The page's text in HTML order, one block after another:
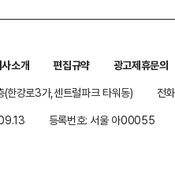
소개 편집규약
광고제휴문의
한강로3가,센트럴파크 타워동)
전
등록번호: 서울 아00055